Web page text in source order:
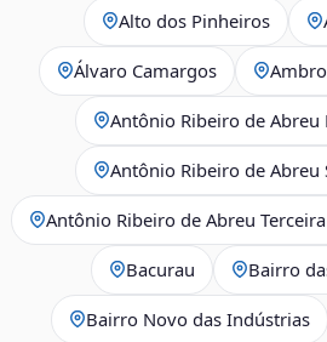
Alto dos Pinheiros
Álvaro Camargos
Antônio Ribeiro de Abreu
Antônio Ribeiro de Abreu
Antônio Ribeiro de Abreu Terceira
Bacurau Bairro
Bairro Novo das Indústrias